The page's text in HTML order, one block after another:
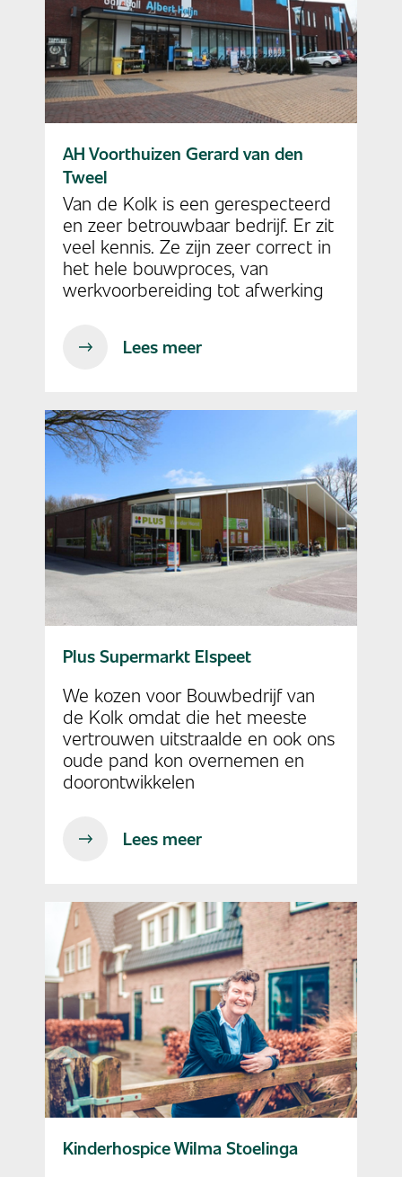
AH Voorthuizen Gerard van den
Tweel
Van de Kolk is een gerespecteerd
en zeer betrouwbaar bedrijf. Er zit
veel kennis. Ze zijn zeer correct in
het hele bouwproces, van
werkvoorbereiding tot afwerking
Lees meer
Plus Supermarkt Elspeet
We kozen voor Bouwbedrijf van
de Kolk omdat die het meeste
vertrouwen uitstraalde en ook ons
oude pand kon overnemen en
doorontwikkelen
Lees meer
Kinderhospice Wilma Stoelinga